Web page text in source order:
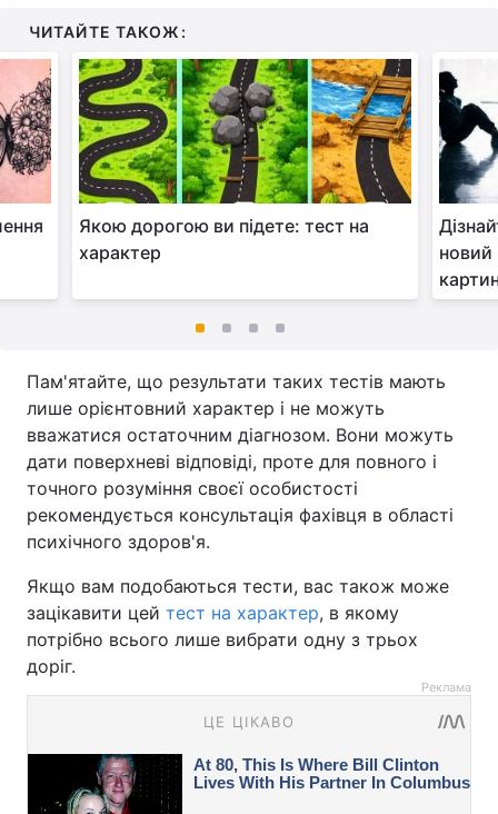
ЧИТАЙТЕ ТАКОЖ:
Якою дорогою ви підете: тест на
характер
новий
Пам'ятайте, що результати таких тестів мають
лише орієнтовний характер і не можуть
вважатися остаточним діагнозом. Вони можуть
дати поверхневі відповіді, проте для повного і
точного розуміння своєї особистості
рекомендується консультація фахівця в області
психічного здоров'я.
Якщо вам подобаються тести, вас також може
зацікавити цей тест на характер, в якому
потрібно всього лише вибрати одну з трьох
доріг.
Реклама